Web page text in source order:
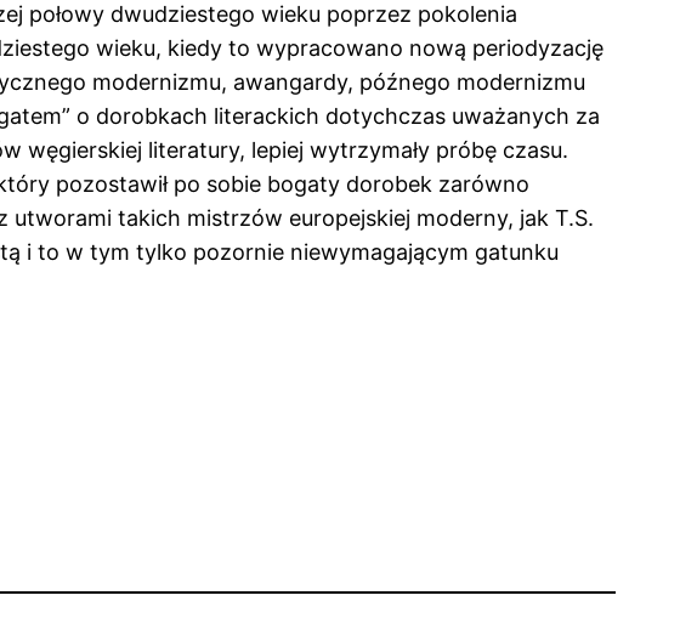
połowy dwudziestego wieku poprzez pokolenia
wieku, kiedy to wypracowano nową periodyzację
modernizmu, awangardy, późnego modernizmu
o dorobkach literackich dotychczas uważanych za
węgierskiej literatury, lepiej wytrzymały próbę czasu.
pozostawił po sobie bogaty dorobek zarówno
takich mistrzów europejskiej moderny, jak T.S.
i to w tym tylko pozornie niewymagającym gatunku